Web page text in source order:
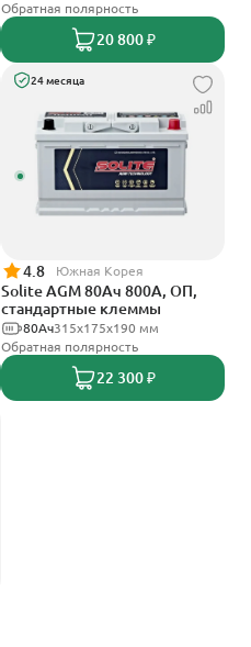
Обратная полярность
20 800 ₽
24 месяца
4.8 Южная Корея
Solite AGM 80Ач 800А, ОП,
стандартные клеммы
315x175x190 мм
80Ач
Обратная полярность
22 300 ₽